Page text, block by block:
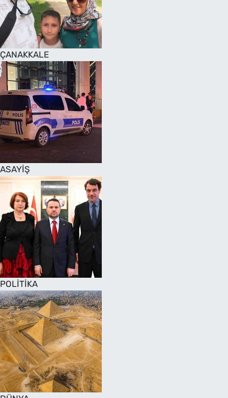
ÇANAKKALE
ASAYİŞ
POLİTİKA
SAĞLIK
TV REHBERİ